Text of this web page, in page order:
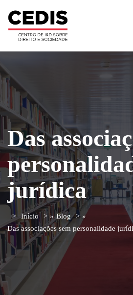
Das
jurídica
Início » Blog
»
Das associações sem personalidade